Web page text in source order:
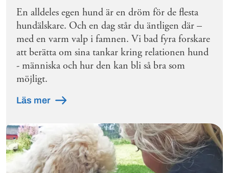
En alldeles egen hund är en dröm för de flesta
hundälskare. Och en dag står du äntligen där –
med en varm valp i famnen. Vi bad fyra forskare
att berätta om sina tankar kring relationen hund
- människa och hur den kan bli så bra som
möjligt.
Läs mer